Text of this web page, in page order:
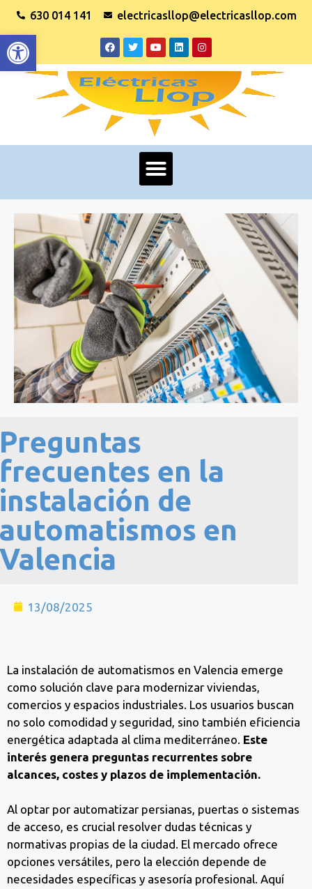
Abrir barra de herramientas
630 014 141 electricasllop@electricasllop.com
Preguntas
frecuentes en la
instalación de
automatismos en
Valencia
13/08/2025
La instalación de automatismos en Valencia emerge
como solución clave para modernizar viviendas,
comercios y espacios industriales. Los usuarios buscan
no solo comodidad y seguridad, sino también eficiencia
energética adaptada al clima mediterráneo. Este
interés genera preguntas recurrentes sobre
alcances, costes y plazos de implementación.
Al optar por automatizar persianas, puertas o sistemas
de acceso, es crucial resolver dudas técnicas y
normativas propias de la ciudad. El mercado ofrece
opciones versátiles, pero la elección depende de
necesidades específicas y asesoría profesional. Aquí